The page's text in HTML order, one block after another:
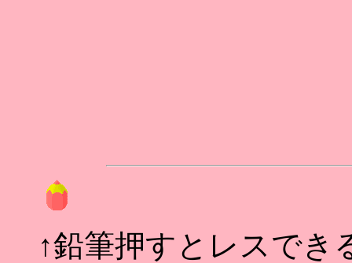
↑鉛筆押すとレスで